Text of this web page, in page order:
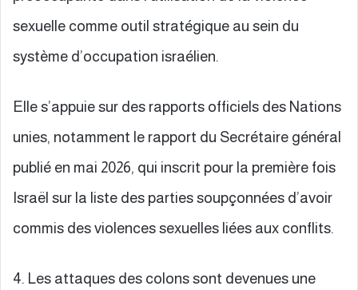
sexuelle comme outil stratégique au sein du
système d’occupation israélien.
Elle s’appuie sur des rapports officiels des Nations
unies, notamment le rapport du Secrétaire général
publié en mai 2026, qui inscrit pour la première fois
Israël sur la liste des parties soupçonnées d’avoir
commis des violences sexuelles liées aux conflits.
4. Les attaques des colons sont devenues une